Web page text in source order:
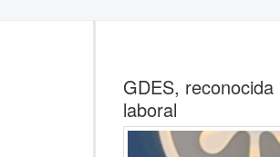
GDES,
laboral